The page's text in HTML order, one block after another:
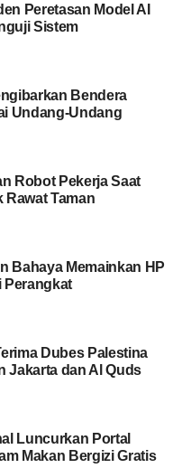
Peretasan Model AI
Sistem
Bendera
Undang-Undang
Robot Pekerja Saat
Taman
Bahaya Memainkan HP
Perangkat
Dubes Palestina
Jakarta dan Al Quds
Luncurkan Portal
Makan Bergizi Gratis